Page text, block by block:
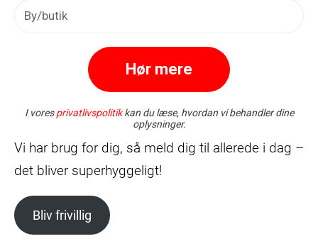
Vi har brug for dig, så meld dig til allerede i dag –
det bliver superhyggeligt!
Bliv frivillig